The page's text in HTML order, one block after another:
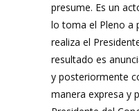
presume. Es un
lo toma el Pleno a
realiza el
resultado es
y posteriormente
manera expresa y